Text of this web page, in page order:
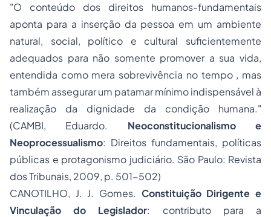
"O conteúdo dos direitos humanos-fundamentais
aponta para a inserção da pessoa em um ambiente
natural, social, político e cultural suficientemente
adequados para não somente promover a sua vida,
entendida como mera sobrevivência no tempo , mas
também assegurar um patamar mínimo indispensável à
realização da dignidade da condição humana."
(CAMBI, Eduardo. Neoconstitucionalismo e
Neoprocessualismo: Direitos fundamentais, políticas
públicas e protagonismo judiciário. São Paulo: Revista
dos Tribunais, 2009, p. 501-502)
CANOTILHO, J. J. Gomes. Constituição Dirigente e
Vinculação do Legislador: contributo para a